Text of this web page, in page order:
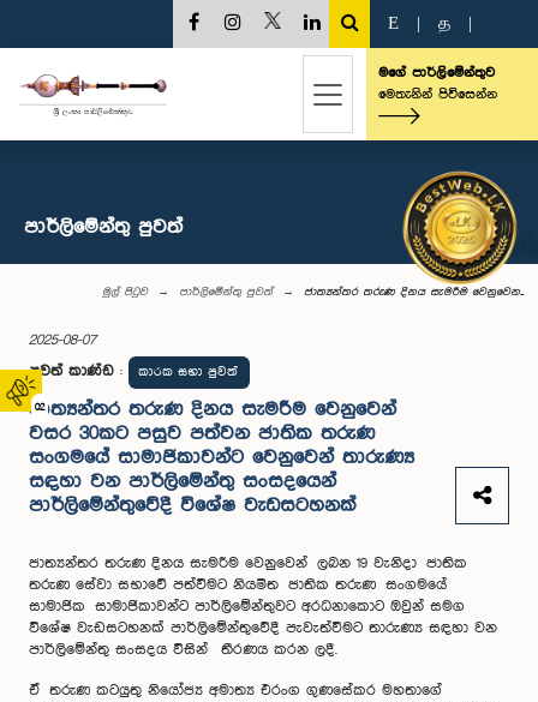
02
E த
මගේ පාර්ලිමේන්තුව
මෙතැනින් පිවිසෙන්න
පාර්ලි‌මේන්තු පුවත්
මුල් පිටුව පාර්ලි‌මේන්තු පුවත් ජාත්‍යන්තර තරුණ දිනය සැමරීම වෙනුවෙන...
2025-08-07
පුවත් කාණ්ඩ : කාරක සභා පුවත්
ජාත්‍යන්තර තරුණ දිනය සැමරීම වෙනුවෙන්
වසර 30කට පසුව පත්වන ජාතික තරුණ
සංගමයේ සාමාජිකාවන්ට වෙනුවෙන් තාරුණ්‍ය
සඳහා වන පාර්ලිමේන්තු සංසදයෙන්
පාර්ලිමේන්තුවේදී විශේෂ වැඩසටහනක්
ජාත්‍යන්තර තරුණ දිනය සැමරීම වෙනුවෙන් ලබන 19 වැනිදා ජාතික
තරුණ සේවා සභාවේ පත්වීමට නියමිත ජාතික තරුණ සංගමයේ
සාමාජික සාමාජිකාවන්ට පාර්ලිමේන්තුවට අරධනාකොට ඔවුන් සමග
විශේෂ වැඩසටහනක් පාර්ලිමේන්තුවේදී පැවැත්වීමට තාරුණ්‍ය සඳහා වන
පාර්ලිමේන්තු සංසදය විසින් තීරණය කරන ලදී.
ඒ තරුණ කටයුතු නියෝජ්‍ය අමාත්‍ය එරංග ගුණසේකර මහතාගේ